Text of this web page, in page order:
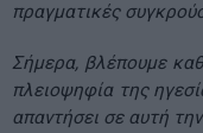
πραγματικές
Σήμερα, βλέπουμε
πλειοψηφία της
απαντήσει σε αυτή